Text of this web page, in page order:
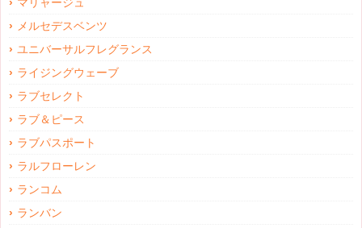
メルセデスベンツ
ユニバーサルフレグランス
ライジングウェーブ
ラブセレクト
ラブ＆ピース
ラブパスポート
ラルフローレン
ランコム
ランバン